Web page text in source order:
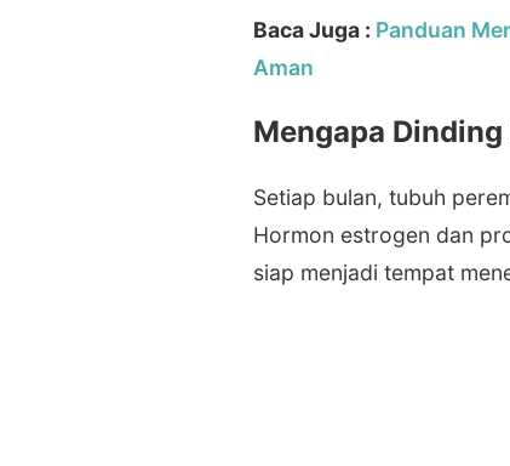
Baca Juga : Panduan
Aman
Mengapa
Setiap bulan, tubuh
Hormon estrogen dan
siap menjadi tempat